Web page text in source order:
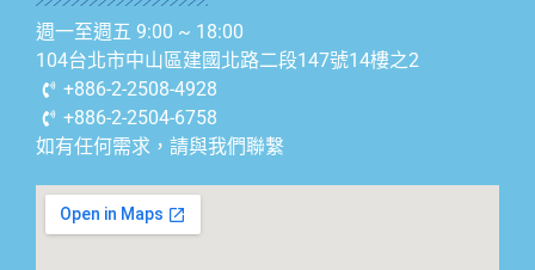
週一至週五 9:00 ~ 18:00
104台北市中山區建國北路二段147號14樓之2
+886-2-2508-4928
+886-2-2504-6758
如有任何需求，請與我們聯繫